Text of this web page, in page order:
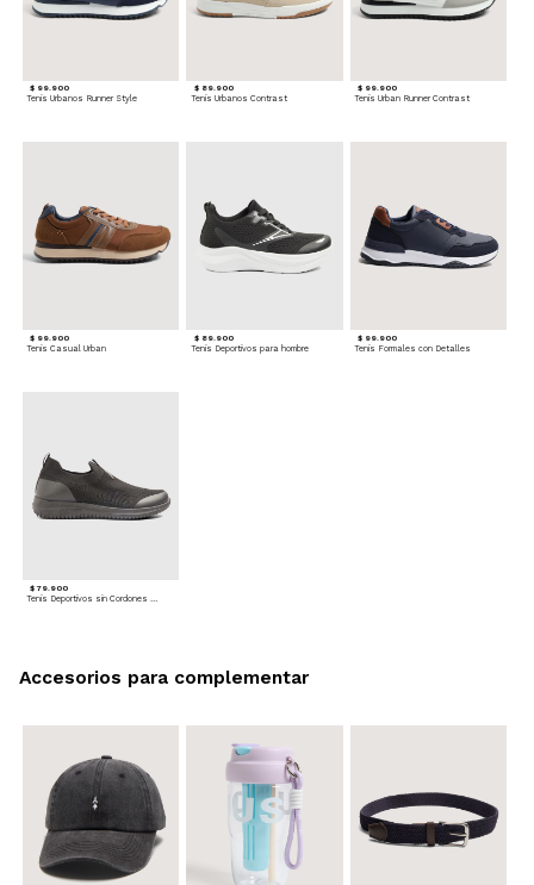
$ 99.900
Tenis Urbanos Runner Style
$ 89.900
Tenis Urbanos Contrast
$ 99.900
Tenis Urban Runner Contrast
$ 99.900
Tenis Casual Urban
$ 89.900
Tenis Deportivos para hombre
$ 99.900
Tenis Formales con Detalles
$ 79.900
Accesorios para complementar